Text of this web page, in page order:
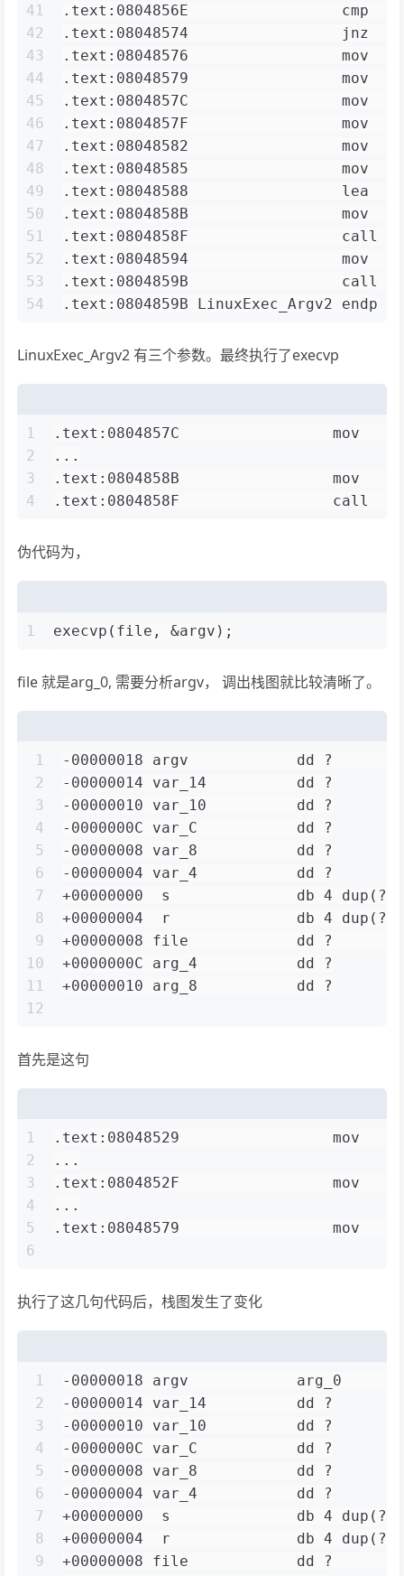
41
42
43
44
45
46
47
48
49
50
51
52
53
54
.text:0804856E                 cmp
.text:08048574                 jnz
.text:08048576                 mov
.text:08048579                 mov
.text:0804857C                 mov
.text:0804857F                 mov
.text:08048582                 mov
.text:08048585                 mov
.text:08048588                 lea
.text:0804858B                 mov
.text:0804858F                 call
.text:08048594                 mov
.text:0804859B                 call
.text:0804859B LinuxExec_Argv2 endp
LinuxExec_Argv2 有三个参数。最终执行了execvp
1
2
3
4
.text:0804857C                 mov
...
.text:0804858B                 mov
.text:0804858F                 call
伪代码为，
1 execvp(file, &argv);
file 就是arg_0, 需要分析argv， 调出栈图就比较清晰了。
1
2
3
4
5
6
7
8
9
10
11
12
-00000018 argv            dd ?
-00000014 var_14          dd ?
-00000010 var_10          dd ?
-0000000C var_C           dd ?
-00000008 var_8           dd ?
-00000004 var_4           dd ?
+00000000  s              db 4 dup(?)
+00000004  r              db 4 dup(?)
+00000008 file            dd ?
+0000000C arg_4           dd ?
+00000010 arg_8           dd ?
首先是这句
1
2
3
4
5
6
.text:08048529                 mov
...
.text:0804852F                 mov
...
.text:08048579                 mov
执行了这几句代码后，栈图发生了变化
1
2
3
4
5
6
7
8
9
-00000018 argv            arg_0
-00000014 var_14          dd ?
-00000010 var_10          dd ?
-0000000C var_C           dd ?
-00000008 var_8           dd ?
-00000004 var_4           dd ?
+00000000  s              db 4 dup(?)
+00000004  r              db 4 dup(?)
+00000008 file            dd ?